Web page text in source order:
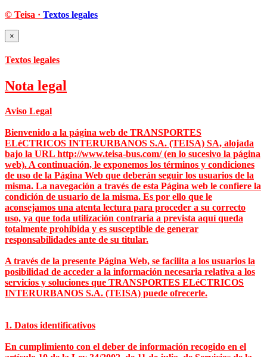
© Teisa · Textos legales
×
Textos legales
Nota legal
Aviso Legal
Bienvenido a la página web de TRANSPORTES
ELéCTRICOS INTERURBANOS S.A. (TEISA) SA, alojada
bajo la URL http://www.teisa-bus.com/ (en lo sucesivo la página
web). A continuación, le exponemos los términos y condiciones
de uso de la Página Web que deberán seguir los usuarios de la
misma. La navegación a través de esta Página web le confiere la
condición de usuario de la misma. Es por ello que le
aconsejamos una atenta lectura para proceder a su correcto
uso, ya que toda utilización contraria a prevista aquí queda
totalmente prohibida y es susceptible de generar
responsabilidades ante de su titular.
A través de la presente Página Web, se facilita a los usuarios la
posibilidad de acceder a la información necesaria relativa a los
servicios y soluciones que TRANSPORTES ELéCTRICOS
INTERURBANOS S.A. (TEISA) puede ofrecerle.
1. Datos identificativos
En cumplimiento con el deber de información recogido en el